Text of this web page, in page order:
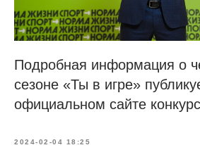
Подробная информация о
сезоне «Ты в игре»
официальном сайте
2024-02-04 18:25